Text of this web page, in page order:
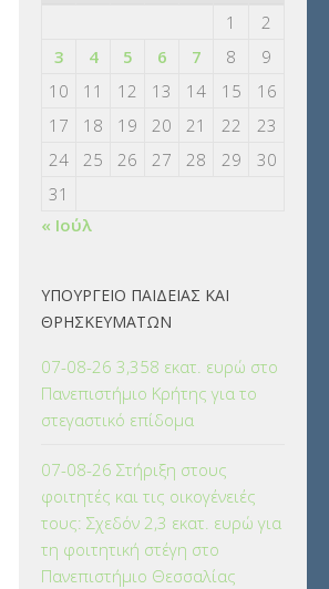
1
2
3
4 5 6 7 8
9
10
11 12 13 14 15
16
17
18 19 20 21 22
23
24
25 26 27 28 29
30
31
« Ιούλ
ΥΠΟΥΡΓΕΙΟ ΠΑΙΔΕΙΑΣ ΚΑΙ
ΘΡΗΣΚΕΥΜΑΤΩΝ
07-08-26 3,358 εκατ. ευρώ στο
Πανεπιστήμιο Κρήτης για το
στεγαστικό επίδομα
07-08-26 Στήριξη στους
φοιτητές και τις οικογένειές
τους: Σχεδόν 2,3 εκατ. ευρώ για
τη φοιτητική στέγη στο
Πανεπιστήμιο Θεσσαλίας